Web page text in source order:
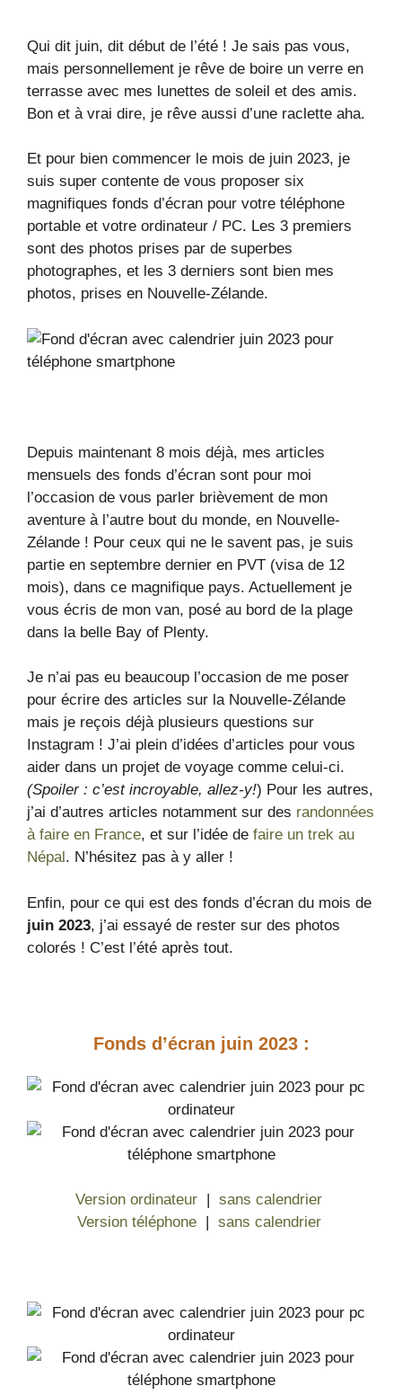
Qui dit juin, dit début de l’été ! Je sais pas vous,
mais personnellement je rêve de boire un verre en
terrasse avec mes lunettes de soleil et des amis.
Bon et à vrai dire, je rêve aussi d’une raclette aha.
Et pour bien commencer le mois de juin 2023, je
suis super contente de vous proposer six
magnifiques fonds d’écran pour votre téléphone
portable et votre ordinateur / PC. Les 3 premiers
sont des photos prises par de superbes
photographes, et les 3 derniers sont bien mes
photos, prises en Nouvelle-Zélande.
Depuis maintenant 8 mois déjà, mes articles
mensuels des fonds d’écran sont pour moi
l’occasion de vous parler brièvement de mon
aventure à l’autre bout du monde, en Nouvelle-
Zélande ! Pour ceux qui ne le savent pas, je suis
partie en septembre dernier en PVT (visa de 12
mois), dans ce magnifique pays. Actuellement je
vous écris de mon van, posé au bord de la plage
dans la belle Bay of Plenty.
Je n’ai pas eu beaucoup l’occasion de me poser
pour écrire des articles sur la Nouvelle-Zélande
mais je reçois déjà plusieurs questions sur
Instagram ! J’ai plein d’idées d’articles pour vous
aider dans un projet de voyage comme celui-ci.
(Spoiler : c’est incroyable, allez-y!) Pour les autres,
j’ai d’autres articles notamment sur des randonnées
à faire en France, et sur l’idée de faire un trek au
Népal . N’hésitez pas à y aller !
Enfin, pour ce qui est des fonds d’écran du mois de
juin 2023, j’ai essayé de rester sur des photos
colorés ! C’est l’été après tout.
Fonds d’écran juin 2023 :
Version ordinateur
sans calendrier
Version téléphone
sans calendrier